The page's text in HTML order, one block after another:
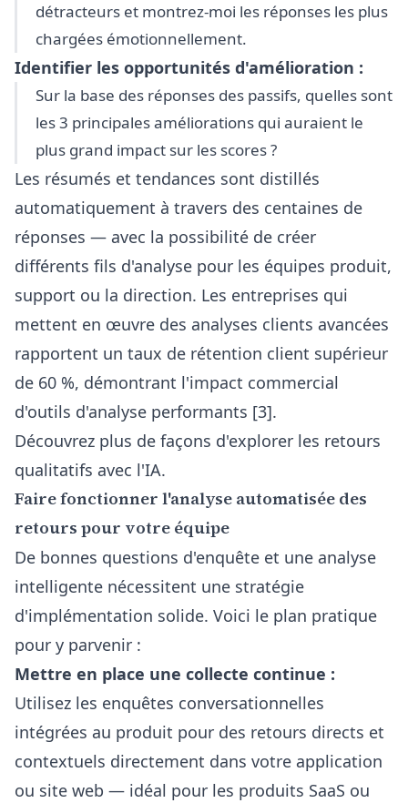
détracteurs et montrez-moi les réponses les plus
chargées émotionnellement.
Identifier les opportunités d'amélioration :
Sur la base des réponses des passifs, quelles sont
les 3 principales améliorations qui auraient le
plus grand impact sur les scores ?
Les résumés et tendances sont distillés
automatiquement à travers des centaines de
réponses — avec la possibilité de créer
différents fils d'analyse pour les équipes produit,
support ou la direction. Les entreprises qui
mettent en œuvre des analyses clients avancées
rapportent un taux de rétention client supérieur
de 60 %, démontrant l'impact commercial
d'outils d'analyse performants [3].
Découvrez plus de façons d'explorer les retours
qualitatifs avec l'IA.
Faire fonctionner l'analyse automatisée des
retours pour votre équipe
De bonnes questions d'enquête et une analyse
intelligente nécessitent une stratégie
d'implémentation solide. Voici le plan pratique
pour y parvenir :
Mettre en place une collecte continue :
Utilisez les enquêtes conversationnelles
intégrées au produit pour des retours directs et
contextuels directement dans votre application
ou site web — idéal pour les produits SaaS ou